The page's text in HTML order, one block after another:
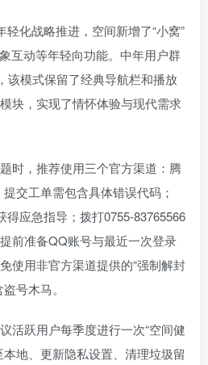
化战略推进，空间新增了“小窝”
互动等年轻向功能。中年用户群
该模式保留了经典导航栏和播放
块，实现了情怀体验与现代需求
时，推荐使用三个官方渠道：腾
交工单需包含具体错误代码；
应急指导；拨打0755-83765566
前准备QQ账号与最近一次登录
使用非官方渠道提供的“强制解封
号木马。
活跃用户每季度进行一次“空间健
地、更新隐私设置、清理垃圾留